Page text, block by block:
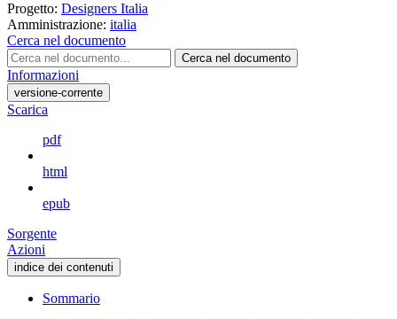
Progetto: Designers Italia
Amministrazione: italia
Cerca nel documento
Cerca nel documento
Informazioni
versione-corrente
Scarica
pdf
html
epub
Sorgente
Azioni
indice dei contenuti
Sommario